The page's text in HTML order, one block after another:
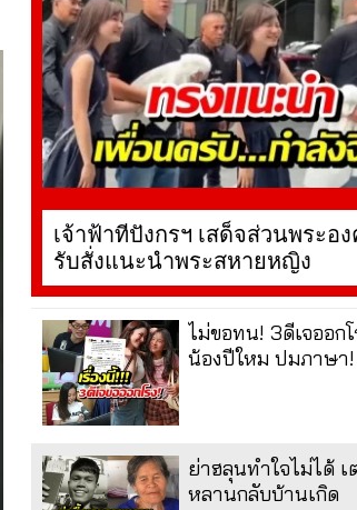
เจ้าฟ้าทีปังกรฯ เสด็จส่วนพระอ
รับสั่งแนะนำพระสหายหญิง
ไม่ขอทน! 3ดีเจออก
น้องปีใหม ปมภาษา!
ย่าฮลุนทำใจไม่ได้ เ
หลานกลับบ้านเกิด